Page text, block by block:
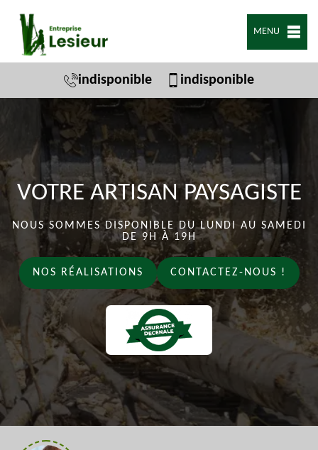
MENU
indisponible indisponible
VOTRE ARTISAN PAYSAGISTE
NOUS SOMMES DISPONIBLE DU LUNDI AU SAMEDI
DE 9H À 19H
NOS RÉALISATIONS CONTACTEZ-NOUS !